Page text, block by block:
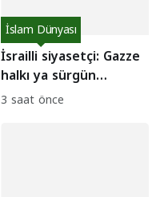
İsrailli siyasetçi: Gazze
halkı ya sürgün
edilecek ya da
İslam Dünyası
3 saat önce